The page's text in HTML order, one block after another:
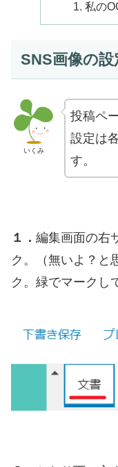
私の
SNS画像の設
いくみ
投稿ペ
設定は
す。
１． 編集画面の右
ク。（無いよ？と
ク。緑でマークし